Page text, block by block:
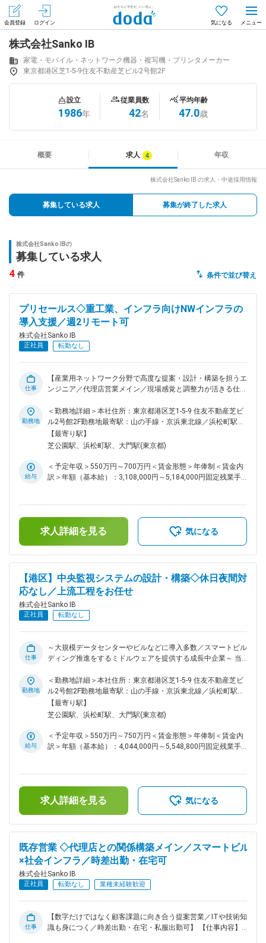
会員登録 ログイン 気になる
会員登録（無料） ログイン
はじめてdodaをご利用される方へ
求人を紹介してもらう
知りたい・聞きたい
専門サイト
自動案内は24時間365日対応
転職の「モヤモヤ」、一人で悩まず
気軽に相談してみませんか？
dodaの使い方は？
株式会社Sanko IB
家電・モバイル・ネットワーク機器・複写機・プリンタメーカー
東京都港区芝1-5-9住友不動産芝ビル2号館2F
設立
1986年
従業員数
42名
平均年齢
47.0歳
概要 求人 年収
株式会社Sanko IB の求人・中途採用情報
募集している求人 募集が終了した求人
株式会社Sanko IBの
募集している求人
4 件 条件で並び替え
プリセールス◇重工業、インフラ向けNWインフラの
導入支援／週2リモート可
株式会社Sanko IB
正社員 転勤なし
仕事
【産業用ネットワーク分野で高度な提案・設計・構築を担うエ
ンジニア／代理店営業メイン／現場感覚と調整力が活きる仕
工業分野を中心に、産業用ネットワークインフラの提案・設
計・構築から導入後の保守・サポートまでを一貫して担当しま
す。主に代理店営業（パートナーセールス）として、販売代理
店や社内SE、海外メーカーと連携し、顧客課題の解決と最適
境のヒアリングをもとに、要件定義、機器選定、ネットワーク
設計、設計ドキュメント作成を行います。LAB環境での実機検
行い、課題解決を支援します。また、展示会やセミナー等の拡
販活動にも携わります。納期や仕様調整など「情報の橋渡し
役」として、複数関係者との調整・コミュニケーションが重要
現場の安全基準や長期保守に対応した機器が中心です。 ■組織
構成 営業担当、SE部門、海外メーカー担当者など専門性の高
いメンバーで構成されており、協働による提案活動を行いま
す。 ■業務の魅力 重工業分野の現場環境に即したネットワー
ク構築を経験できるため、現場感覚と論理的思考力が同時に磨
かれます。最新技術や国際規格に触れる機会が豊富で、産業IT
にキャッチアップできます。 ■就業環境 複数案件の並行管理
が求められますが、チームでのサポート体制が整っており、柔
トワークのスペシャリスト、マネジメント、プリセールス等、
本人の志向や成長に応じて多様なキャリア形成が可能です。 ■
企業の特徴/魅力 産業IT領域で先端技術・国際規格を扱い、代
理店・エンドユーザー双方と長期的な信頼関係を築きながら事
業を拡大しています。 変更の範囲：会社の定める業務
勤務地
＜勤務地詳細＞本社住所：東京都港区芝1-5-9 住友不動産芝ビ
ル2号館2F勤務地最寄駅：山の手線・京浜東北線／浜松町駅受
動喫煙対策：屋内全面禁煙変更の範囲：会社の定める事業所
（リモートワーク含む）
【最寄り駅】
芝公園駅、浜松町駅、大門駅(東京都)
給与
＜予定年収＞550万円～700万円＜賃金形態＞年俸制＜賃金内
訳＞年額（基本給）：3,108,000円～5,184,000円固定残業手
残業手当＞有＜給与補足＞■年俸制：固定残業手当45時間分を
含む賃金はあくまでも目安の金額であり、選考を通じて上下す
る可能性があります。月給(月額)は固定手当を含めた表記で
求人詳細を見る 気になる
【港区】中央監視システムの設計・構築◇休日夜間対
応なし／上流工程をお任せ
株式会社Sanko IB
正社員 転勤なし
仕事
～大規模データセンターやビルなどに導入多数／スマートビル
ディング推進をするミドルウェアを提供する成長中企業～ 当
指しスマートビル化を推進しています。IoTやAIなどのデジタ
ル技術を活用し、建物に設置された様々な設備（空調、照明、
セキュリティなど）をネットワークでつなぎ、一元管理する
「中央監視システムを」構築・提供しています。 ■担当業務：
「中央監視システム」により、エネルギーの最適化、安定した
稼働のサポート、運用コストの削減が叶うため、データセンタ
対応 ・他社との通信試験もしくは共同開発 ・プロジェクト管
理 ※ご経験のない分野については入社後にサポートします。 ■
導入事例 ・日本に進出する大手グローバルデータセンター建
設企業 ・外資系及び国内大手ビルオーナー・ビルディングプ
道、信号、貸倉庫 等 ■組織構成 配属先はエンジニア、サポ
ート含めて10名程度で構成されています。全員が中途入社で
あり、建築設備関連やITエンジニアなどの経歴を持つメンバー
が多く活躍しています。 ■やりがい 当社のシステムは、設備
の稼働状況を統合管理し、エネルギー消費を最適化すること
で、安定したデータセンター運営と運用コストの削減に貢献し
Niagara FrameworkRはLonWorks、BACnet、 Modbus、OPC
UA、oBIXなど標準的なオープンプロトコルに対応したビルデ
勤務地
＜勤務地詳細＞本社住所：東京都港区芝1-5-9 住友不動産芝ビ
ル2号館2F勤務地最寄駅：山の手線・京浜東北線／浜松町駅受
動喫煙対策：屋内全面禁煙変更の範囲：会社の定める事業所
（リモートワーク含む）
【最寄り駅】
芝公園駅、浜松町駅、大門駅(東京都)
給与
＜予定年収＞550万円～750万円＜賃金形態＞年俸制＜賃金内
訳＞年額（基本給）：4,044,000円～5,548,800円固定残業手
有無＞有＜残業手当＞有＜給与補足＞予定年収はあくまでも目
安の金額であり、選考を通じて上下する可能性があります。■
賞与：業績好調の場合は支給されることがあります。賃金はあ
ります。月給(月額)は固定手当を含めた表記です。
求人詳細を見る 気になる
既存営業 ◇代理店との関係構築メイン／スマートビル
×社会インフラ／時差出勤・在宅可
株式会社Sanko IB
正社員 転勤なし 業種未経験歓迎
仕事
【数字だけではなく顧客課題に向き合う提案営業／ITや技術知
識も身につく／時差出勤・在宅・私服出勤可】 【仕事内容】